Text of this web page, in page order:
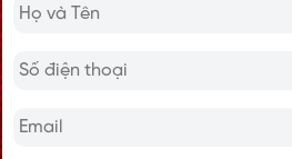
dung triển khai
đề bài